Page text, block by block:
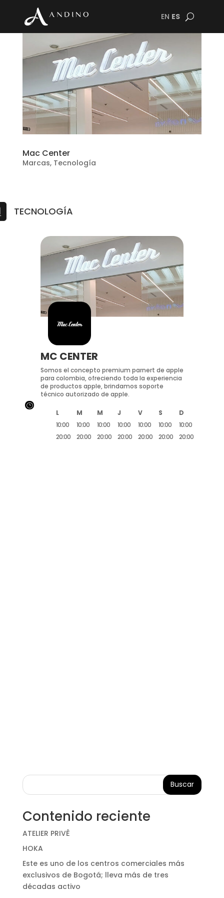
EN ES
Mac Center
Marcas, Tecnología
TECNOLOGÍA
MC CENTER
Somos el concepto premium parnert de apple
para colombia, ofreciendo toda la experiencia
de productos apple, brindamos soporte
técnico autorizado de apple.
L M M J V S
D
10:00
20:00
10:00
20:00
10:00
20:00
10:00
20:00
10:00
20:00
10:00
20:00
10:00
20:00
}
Buscar
Contenido reciente
ATELIER PRIVÊ
HOKA
Este es uno de los centros comerciales más
exclusivos de Bogotá; lleva más de tres
décadas activo